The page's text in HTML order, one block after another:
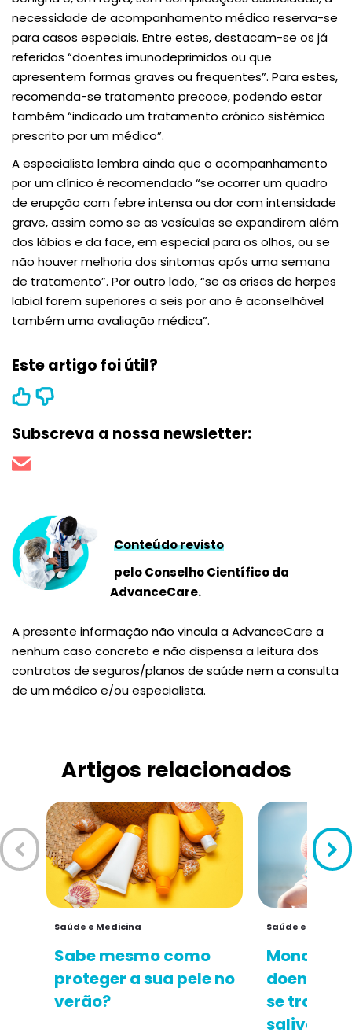
necessidade de acompanhamento médico reserva-se
para casos especiais. Entre estes, destacam-se os já
referidos “doentes imunodeprimidos ou que
apresentem formas graves ou frequentes”. Para estes,
recomenda-se tratamento precoce, podendo estar
também “indicado um tratamento crónico sistémico
prescrito por um médico”.
A especialista lembra ainda que o acompanhamento
por um clínico é recomendado “se ocorrer um quadro
de erupção com febre intensa ou dor com intensidade
grave, assim como se as vesículas se expandirem além
dos lábios e da face, em especial para os olhos, ou se
não houver melhoria dos sintomas após uma semana
de tratamento”. Por outro lado, “se as crises de herpes
labial forem superiores a seis por ano é aconselhável
também uma avaliação médica”.
Este artigo foi útil?
Subscreva a nossa newsletter:
Conteúdo revisto
pelo Conselho Científico da
AdvanceCare.
A presente informação não vincula a AdvanceCare a
nenhum caso concreto e não dispensa a leitura dos
contratos de seguros/planos de saúde nem a consulta
de um médico e/ou especialista.
Artigos relacionados
Saúde e Medicina
Sabe mesmo como
proteger a sua pele no
verão?
Saúde e
doença
se
saliva